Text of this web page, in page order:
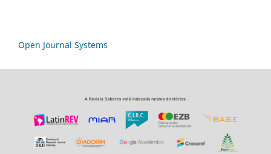
Open Journal Systems